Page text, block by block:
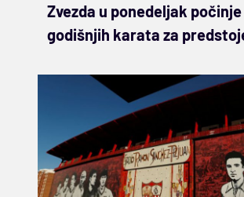
Zvezda u ponedeljak
godišnjih karata za